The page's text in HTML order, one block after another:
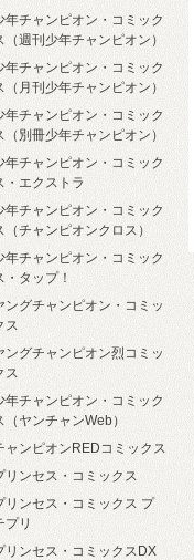
年チャンピオン・コミック
（週刊少年チャンピオン）
年チャンピオン・コミック
（月刊少年チャンピオン）
年チャンピオン・コミック
（別冊少年チャンピオン）
年チャンピオン・コミック
・エクストラ
年チャンピオン・コミック
（チャンピオンクロス）
年チャンピオン・コミック
・タップ！
ングチャンピオン・コミッ
ス
ングチャンピオン烈コミッ
ス
年チャンピオン・コミック
（ヤンチャンWeb）
ャンピオンREDコミックス
リンセス・コミックス
リンセス・コミックス プ
プリ
リンセス・コミックスDX